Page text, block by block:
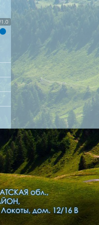
обл.,
дом. 12/16 В